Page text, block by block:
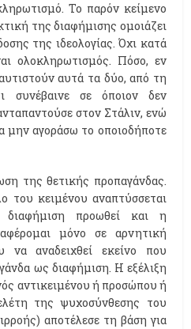
Το παρόν κείμενο
της διαφήμισης ομοιάζει
της ιδεολογίας. Όχι κατά
ολοκληρωτισμός. Πόσο, εν
αυτά τα δύο, από τη
συνέβαινε σε όποιον δεν
στον Στάλιν, ενώ
μην αγοράσω το οποιοδήποτε
της θετικής προπαγάνδας.
του κειμένου αναπτύσσεται
προωθεί και η
μόνο σε αρνητική
να αναδειχθεί εκείνο που
ως διαφήμιση. Η εξέλιξη
αντικειμένου ή προσώπου ή
της ψυχοσύνθεσης του
αποτέλεσε τη βάση για